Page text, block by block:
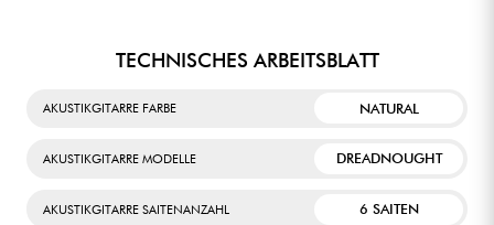
TECHNISCHES ARBEITSBLATT
AKUSTIKGITARRE FARBE NATURAL
AKUSTIKGITARRE MODELLE DREADNOUGHT
AKUSTIKGITARRE SAITENANZAHL 6 SAITEN